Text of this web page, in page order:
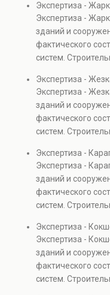
элементов и
Услуга
капитальном
также при
проверках.
Экспертиза -
Экспертиза -
зданий и
фактического
систем.
элементов и
Услуга
капитальном
также при
проверках.
Экспертиза -
Экспертиза -
зданий и
фактического
систем.
элементов и
Услуга
капитальном
также при
проверках.
Экспертиза -
Экспертиза -
зданий и
фактического
систем.
элементов и
Услуга
капитальном
также при
проверках.
Экспертиза -
Экспертиза -
зданий и
фактического
систем.